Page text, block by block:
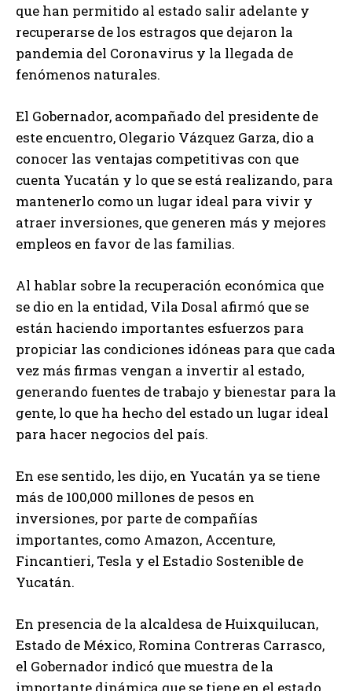
que han permitido al estado salir adelante y
recuperarse de los estragos que dejaron la
pandemia del Coronavirus y la llegada de
fenómenos naturales.
El Gobernador, acompañado del presidente de
este encuentro, Olegario Vázquez Garza, dio a
conocer las ventajas competitivas con que
cuenta Yucatán y lo que se está realizando, para
mantenerlo como un lugar ideal para vivir y
atraer inversiones, que generen más y mejores
empleos en favor de las familias.
Al hablar sobre la recuperación económica que
se dio en la entidad, Vila Dosal afirmó que se
están haciendo importantes esfuerzos para
propiciar las condiciones idóneas para que cada
vez más firmas vengan a invertir al estado,
generando fuentes de trabajo y bienestar para la
gente, lo que ha hecho del estado un lugar ideal
para hacer negocios del país.
En ese sentido, les dijo, en Yucatán ya se tiene
más de 100,000 millones de pesos en
inversiones, por parte de compañías
importantes, como Amazon, Accenture,
Fincantieri, Tesla y el Estadio Sostenible de
Yucatán.
En presencia de la alcaldesa de Huixquilucan,
Estado de México, Romina Contreras Carrasco,
el Gobernador indicó que muestra de la